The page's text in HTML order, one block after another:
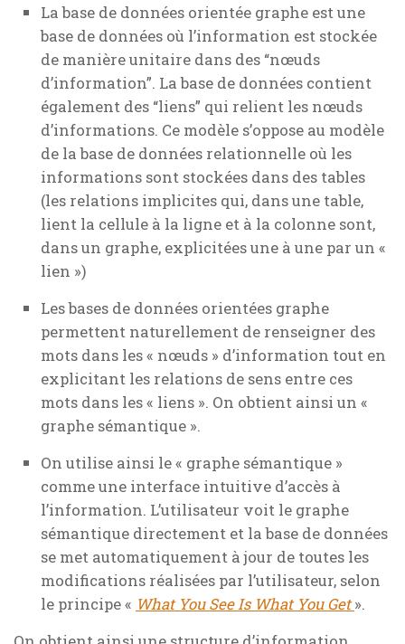
La base de données orientée graphe est une
base de données où l’information est stockée
de manière unitaire dans des “nœuds
d’information”. La base de données contient
également des “liens” qui relient les nœuds
d’informations. Ce modèle s’oppose au modèle
de la base de données relationnelle où les
informations sont stockées dans des tables
(les relations implicites qui, dans une table,
lient la cellule à la ligne et à la colonne sont,
dans un graphe, explicitées une à une par un «
lien »)
Les bases de données orientées graphe
permettent naturellement de renseigner des
mots dans les « nœuds » d’information tout en
explicitant les relations de sens entre ces
mots dans les « liens ». On obtient ainsi un «
graphe sémantique ».
On utilise ainsi le « graphe sémantique »
comme une interface intuitive d’accès à
l’information. L’utilisateur voit le graphe
sémantique directement et la base de données
se met automatiquement à jour de toutes les
modifications réalisées par l’utilisateur, selon
le principe « What You See Is What You Get ».